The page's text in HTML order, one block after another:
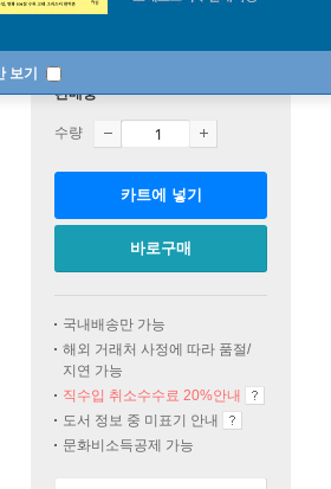
보기
판매중
수량
카트에 넣기
바로구매
국내배송만 가능
해외 거래처 사정에 따라 품절/
지연 가능
직수입 취소수수료 20%안내
도서 정보 중 미표기 안내
문화비소득공제 가능